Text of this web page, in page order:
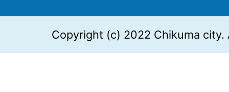
Copyright (c) 2022 Chikuma city.